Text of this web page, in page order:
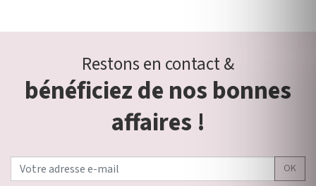
Restons en contact &
bénéficiez de nos bonnes
affaires !
OK